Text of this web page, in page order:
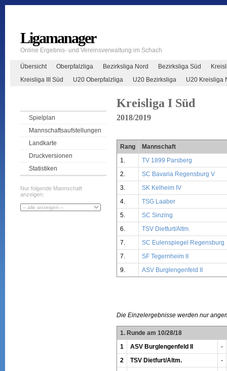
Ligamanager
Online Ergebnis- und Vereinsverwaltung im Schach
Übersicht Oberpfalzliga Bezirksliga Nord Bezirksliga Süd
Kreisliga III Süd
U20 Oberpfalzliga U20 Bezirksliga U20 Kreisliga
Spielplan
Mannschaftsaufstellungen
Landkarte
Druckversionen
Statistiken
Nur folgende Mannschaft
anzeigen:
Kreisliga I Süd
2018/2019
Rang
Mannschaft
1.
TV 1899 Parsberg
2.
SC Bavaria Regensburg V
3.
SK Kelheim IV
4.
TSG Laaber
5.
SC Sinzing
6.
TSV Dietfurt/Altm.
7.
SC Eulenspiegel Regensburg
7.
SF Tegernheim II
9.
ASV Burglengenfeld II
Die Einzelergebnisse werden nur
1. Runde am 10/28/18
1
ASV Burglengenfeld II
-
2
TSV Dietfurt/Altm.
-